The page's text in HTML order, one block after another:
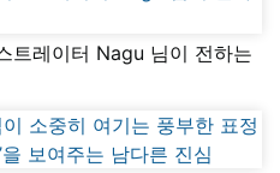
트레이터 Nagu 님이 전하는